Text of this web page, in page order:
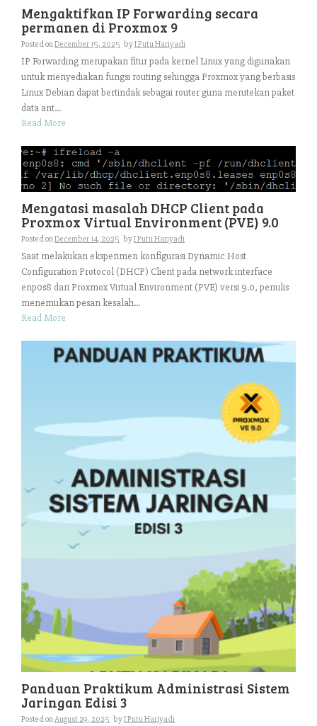
Mengaktifkan IP Forwarding secara
permanen di Proxmox 9
Posted onDecember 15, 2025 byI Putu Hariyadi
IP Forwarding merupakan fitur pada kernel Linux yang digunakan
untuk menyediakan fungsi routing sehingga Proxmox yang berbasis
Linux Debian dapat bertindak sebagai router guna merutekan paket
data ant...
Read More
Mengatasi masalah DHCP Client pada
Proxmox Virtual Environment (PVE) 9.0
Posted onDecember 14, 2025 byI Putu Hariyadi
Saat melakukan eksperimen konfigurasi Dynamic Host
Configuration Protocol (DHCP) Client pada network interface
enp0s8 dari Proxmox Virtual Environment (PVE) versi 9.0, penulis
menemukan pesan kesalah...
Read More
Panduan Praktikum Administrasi Sistem
Jaringan Edisi 3
Posted onAugust 29, 2025 byI Putu Hariyadi